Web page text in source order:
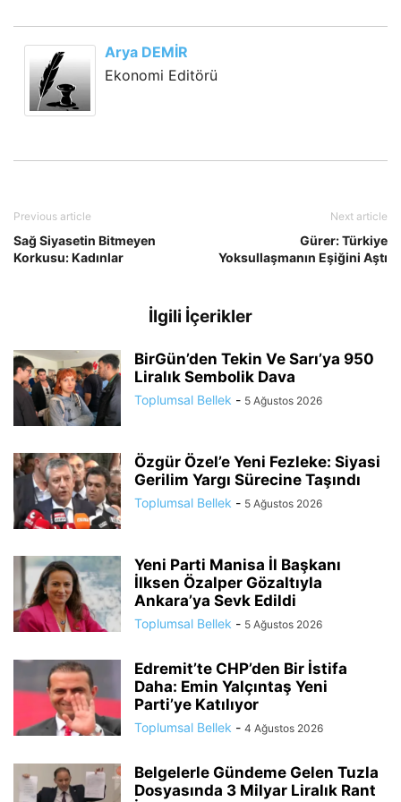
Arya DEMİR
Ekonomi Editörü
Previous article
Sağ Siyasetin Bitmeyen
Korkusu: Kadınlar
Next article
Gürer: Türkiye
Yoksullaşmanın Eşiğini Aştı
İlgili İçerikler
BirGün’den Tekin Ve Sarı’ya 950
Liralık Sembolik Dava
Toplumsal Bellek - 5 Ağustos 2026
Özgür Özel’e Yeni Fezleke: Siyasi
Gerilim Yargı Sürecine Taşındı
Toplumsal Bellek - 5 Ağustos 2026
Yeni Parti Manisa İl Başkanı
İlksen Özalper Gözaltıyla
Ankara’ya Sevk Edildi
Toplumsal Bellek - 5 Ağustos 2026
Edremit’te CHP’den Bir İstifa
Daha: Emin Yalçıntaş Yeni
Parti’ye Katılıyor
Toplumsal Bellek - 4 Ağustos 2026
Belgelerle Gündeme Gelen Tuzla
Dosyasında 3 Milyar Liralık Rant